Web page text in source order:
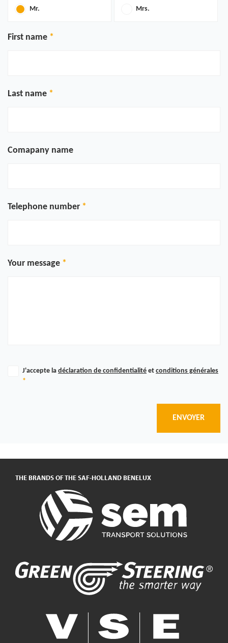
Mr. Mrs.
First name
Last name
Comapany name
Telephone number
Your message
J'accepte la déclaration de confidentialité et conditions générales
*
ENVOYER
THE BRANDS OF THE SAF-HOLLAND BENELUX